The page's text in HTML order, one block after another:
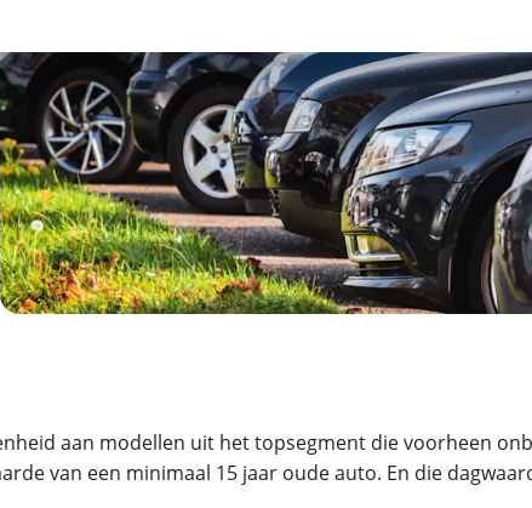
moment wijzigen of intrekken in de
een betere en meer persoonlijke ervaring.
Ook gebruiken we analytische cookies
advertenties en gebruiken daarvoor
– uiteraard op anonieme basis. Meer
Als je weigert, plaatsen we alleen functionele
kun je later altijd aanpassen via de
aan modellen uit het topsegment die voorheen
van een minimaal 15 jaar oude auto. En die